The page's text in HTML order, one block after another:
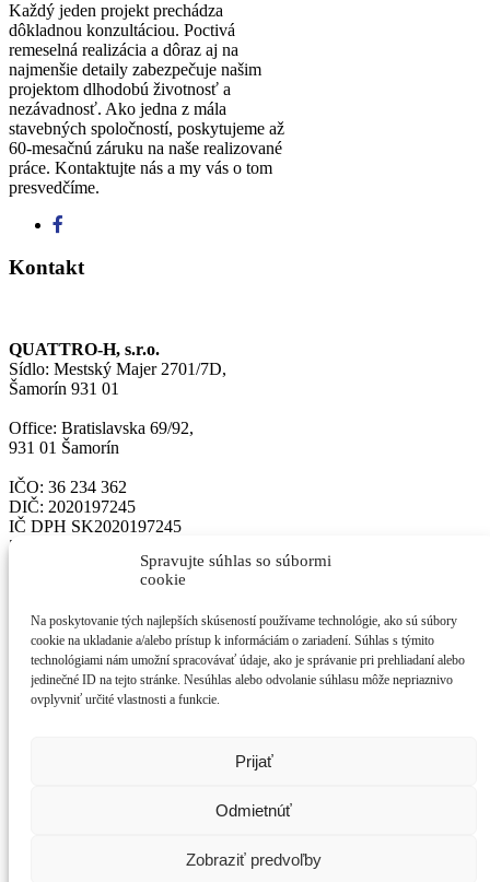
Spravujte súhlas so súbormi
cookie
Na poskytovanie tých najlepších skúseností používame technológie, ako sú súbory
cookie na ukladanie a/alebo prístup k informáciám o zariadení. Súhlas s týmito
technológiami nám umožní spracovávať údaje, ako je správanie pri prehliadaní alebo
jedinečné ID na tejto stránke. Nesúhlas alebo odvolanie súhlasu môže nepriaznivo
ovplyvniť určité vlastnosti a funkcie.
Prijať
Odmietnúť
Zobraziť predvoľby
Každý jeden projekt prechádza
dôkladnou konzultáciou. Poctivá
remeselná realizácia a dôraz aj na
najmenšie detaily zabezpečuje našim
projektom dlhodobú životnosť a
nezávadnosť. Ako jedna z mála
stavebných spoločností, poskytujeme až
60-mesačnú záruku na naše realizované
práce. Kontaktujte nás a my vás o tom
presvedčíme.
Kontakt
QUATTRO-H, s.r.o.
Sídlo: Mestský Majer 2701/7D,
Šamorín 931 01
Office: Bratislavska 69/92,
931 01 Šamorín
IČO: 36 234 362
DIČ: 2020197245
IČ DPH SK2020197245
Zapísané v OR OS Trnava vložka č. 11733/T
Email: horvath@quattro-h.sk
www.QUATTRO-H.sk
Facebook: www.facebook.com/quattrohorvath
Bankové spojenie: Tatra banka, IBAN
SK8111000000002628210651
Zásady používania súborov cookie (EÚ)